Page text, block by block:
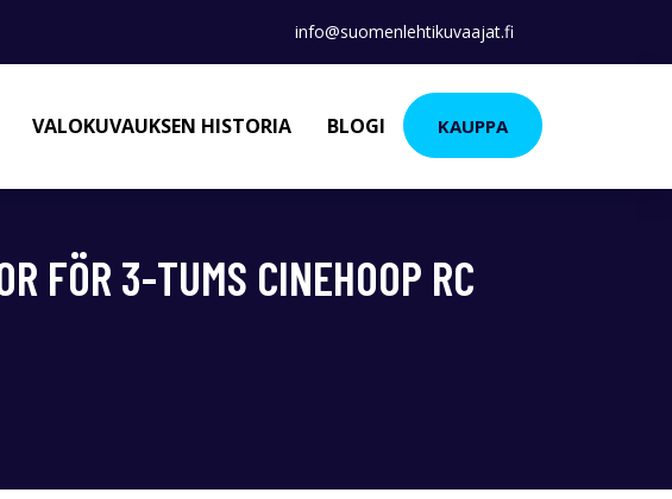
info@suomenlehtikuvaajat.fi
VALOKUVAUKSEN HISTORIA BLOGI KAUPPA
FÖR 3-TUMS CINEHOOP RC